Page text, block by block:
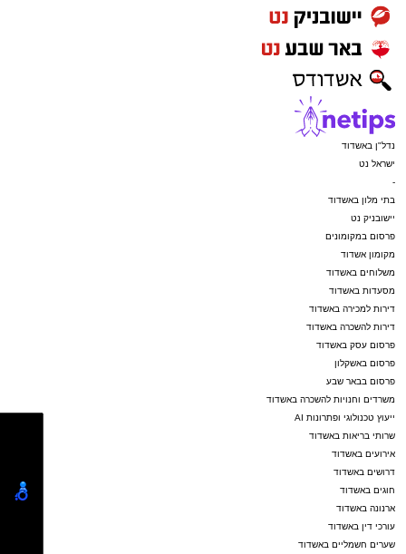
נדל"ן באשדוד
ישראל נט
-
בתי מלון באשדוד
יישובניק נט
פרסום במקומונים
מקומון אשדוד
משלוחים באשדוד
מסעדות באשדוד
דירות למכירה באשדוד
דירות להשכרה באשדוד
פרסום עסק באשדוד
פרסום באשקלון
פרסום בבאר שבע
משרדים וחנויות להשכרה באשדוד
ייעוץ טכנולוגי ופתרונות AI
שרותי בריאות באשדוד
אירועים באשדוד
דרושים באשדוד
חוגים באשדוד
ארנונה באשדוד
עורכי דין באשדוד
שערים חשמליים באשדוד